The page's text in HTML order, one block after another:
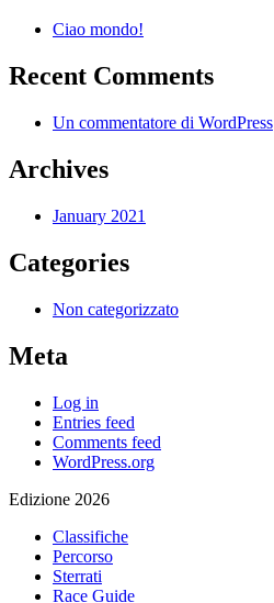
Ciao mondo!
Recent Comments
Un commentatore di WordPress
Archives
January 2021
Categories
Non categorizzato
Meta
Log in
Entries feed
Comments feed
WordPress.org
Edizione 2026
Classifiche
Percorso
Sterrati
Race Guide